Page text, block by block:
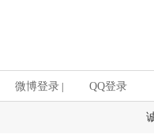
微博登录 QQ登录